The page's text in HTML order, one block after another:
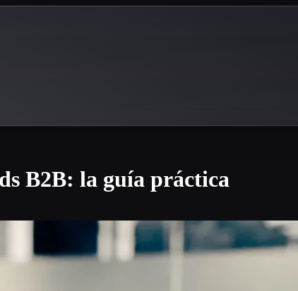
B2B: la guía práctica